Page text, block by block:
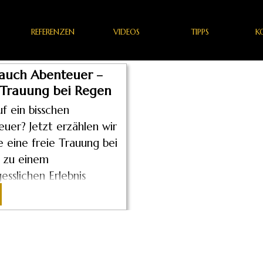
Menü überspringen
REFERENZEN VIDEOS TIPPS
Abenteuer –
bei Regen
ein bisschen
Jetzt erzählen wir
eine freie Trauung bei
zu einem
Erlebnis